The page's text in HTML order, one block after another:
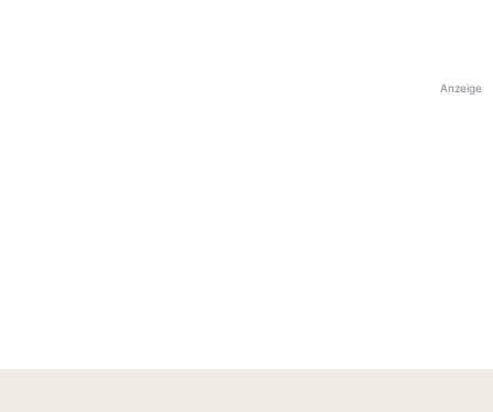
Anzeige